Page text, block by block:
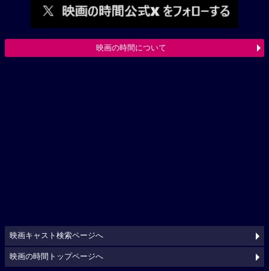
映画の時間について
映画キャスト検索ページへ
映画の時間トップページへ